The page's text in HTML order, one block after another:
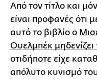
Από τον τίτλο και
είναι προφανές ότι
αυτό το βιβλίο ο
Ουελμπέκ μηδενίζει
οτιδήποτε είχε
απόλυτο κυνισμό